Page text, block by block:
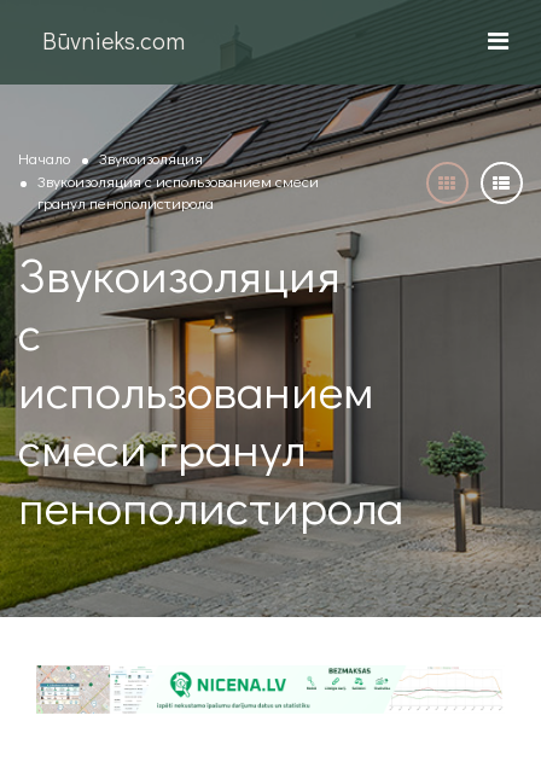
Būvnieks.com
Начало
Звукоизоляция
Звукоизоляция с использованием смеси
гранул пенополистирола
Звукоизоляция
с
использованием
смеси гранул
пенополистирола